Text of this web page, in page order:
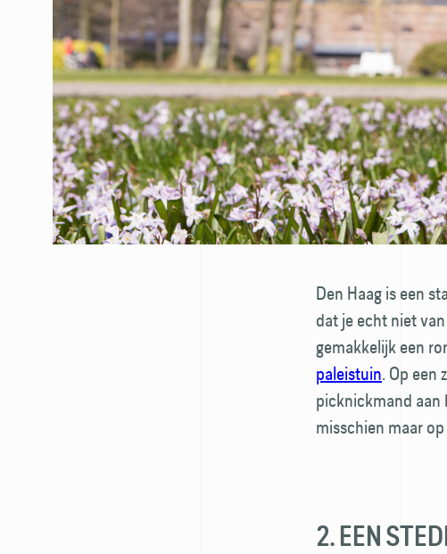
Den Haag is een
dat je echt niet
gemakkelijk een
paleistuin. Op een
picknick­mand aan
misschien maar
2. EEN